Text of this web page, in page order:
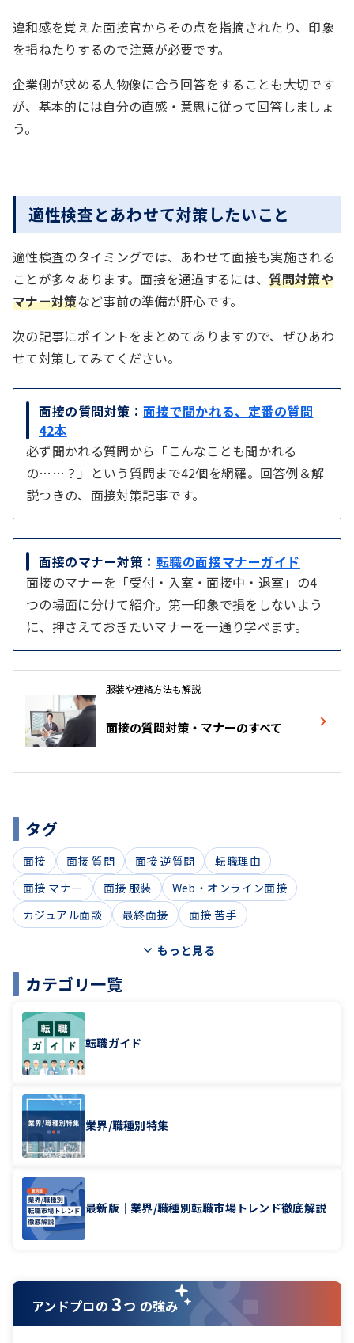
違和感を覚えた面接官からその点を指摘されたり、印象
を損ねたりするので注意が必要です。
企業側が求める人物像に合う回答をすることも大切です
が、基本的には自分の直感・意思に従って回答しましょ
う。
適性検査とあわせて対策したいこと
適性検査のタイミングでは、あわせて面接も実施される
ことが多々あります。面接を通過するには、質問対策や
マナー対策など事前の準備が肝心です。
次の記事にポイントをまとめてありますので、ぜひあわ
せて対策してみてください。
面接の質問対策：面接で聞かれる、定番の質問
42本
必ず聞かれる質問から「こんなことも聞かれる
の……？」という質問まで42個を網羅。回答例＆解
説つきの、面接対策記事です。
面接のマナー対策： 転職の面接マナーガイド
面接のマナーを「受付・入室・面接中・退室」の4
つの場面に分けて紹介。第一印象で損をしないよう
に、押さえておきたいマナーを一通り学べます。
服装や連絡方法も解説
面接の質問対策・マナーのすべて
タグ
面接 面接 質問 面接 逆質問
転職理由
面接 マナー
面接 服装
Web・オンライン面接
カジュアル面談
最終面接 面接 苦手
もっと見る
カテゴリ一覧
転職ガイド
業界/職種別特集
最新版｜業界/職種別転職市場トレンド徹底解説
アンドプロの3つ の強み